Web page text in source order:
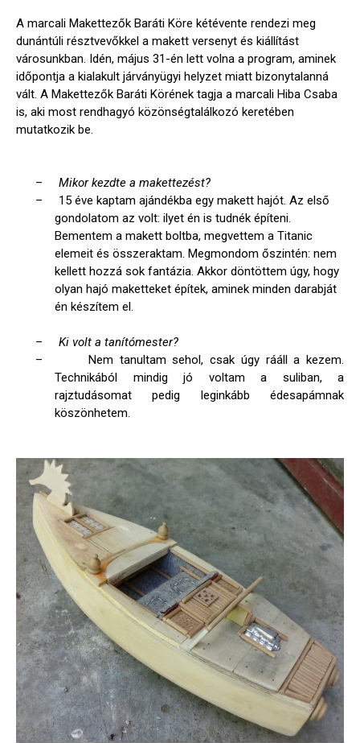
A marcali Makettezők Baráti Köre kétévente rendezi meg
dunántúli résztvevőkkel a makett versenyt és kiállítást
városunkban. Idén, május 31-én lett volna a program, aminek
időpontja a kialakult járványügyi helyzet miatt bizonytalanná
vált. A Makettezők Baráti Körének tagja a marcali Hiba Csaba
is, aki most rendhagyó közönségtalálkozó keretében
mutatkozik be.
–
Mikor kezdte a makettezést?
–
15 éve kaptam ajándékba egy makett hajót. Az első
gondolatom az volt: ilyet én is tudnék építeni.
Bementem a makett boltba, megvettem a Titanic
elemeit és összeraktam. Megmondom őszintén: nem
kellett hozzá sok fantázia. Akkor döntöttem úgy, hogy
olyan hajó maketteket építek, aminek minden darabját
én készítem el.
–
Ki volt a tanítómester?
–
Nem tanultam sehol, csak úgy rááll a kezem.
Technikából mindig jó voltam a suliban, a
rajztudásomat pedig leginkább édesapámnak
köszönhetem.